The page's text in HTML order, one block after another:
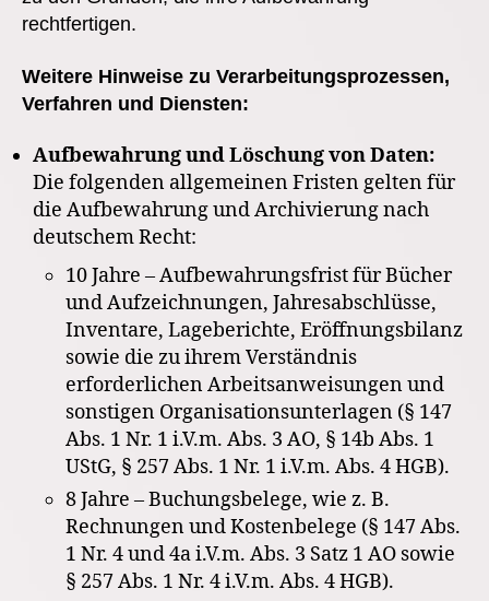
rechtfertigen.
Weitere Hinweise zu Verarbeitungsprozessen,
Verfahren und Diensten:
Aufbewahrung und Löschung von Daten:
Die folgenden allgemeinen Fristen gelten für
die Aufbewahrung und Archivierung nach
deutschem Recht:
10 Jahre – Aufbewahrungsfrist für Bücher
und Aufzeichnungen, Jahresabschlüsse,
Inventare, Lageberichte, Eröffnungsbilanz
sowie die zu ihrem Verständnis
erforderlichen Arbeitsanweisungen und
sonstigen Organisationsunterlagen (§ 147
Abs. 1 Nr. 1 i.V.m. Abs. 3 AO, § 14b Abs. 1
UStG, § 257 Abs. 1 Nr. 1 i.V.m. Abs. 4 HGB).
8 Jahre – Buchungsbelege, wie z. B.
Rechnungen und Kostenbelege (§ 147 Abs.
1 Nr. 4 und 4a i.V.m. Abs. 3 Satz 1 AO sowie
§ 257 Abs. 1 Nr. 4 i.V.m. Abs. 4 HGB).